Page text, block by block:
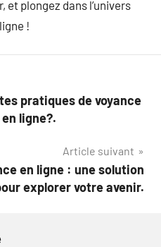
plongez dans l’univers
!
pratiques de voyance
ligne?.
Article suivant
en ligne : une solution
explorer votre avenir.